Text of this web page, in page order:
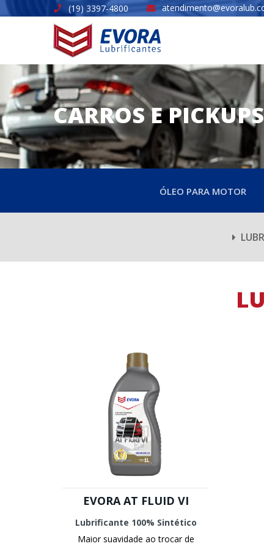
(19) 3397-4800
CARROS E PICKUPS
ÓLEO PARA MOTOR
EVORA AT FLUID VI
Lubrificante 100% Sintético
Maior suavidade ao trocar de